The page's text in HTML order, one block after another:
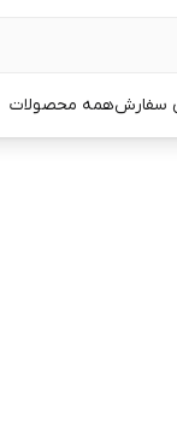
سفارشهمه محصولات